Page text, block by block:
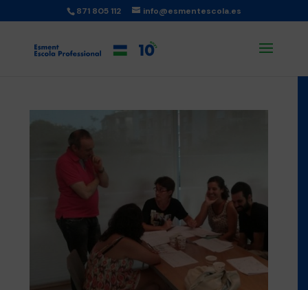
871 805 112 info@esmentescola.es